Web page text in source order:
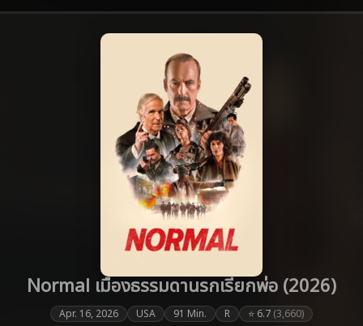
Normal เมืองธรรมดานรกเรียกพ่อ (2026)
Apr. 16, 2026 USA 91 Min. R ⭐ 6.7 (3,660)